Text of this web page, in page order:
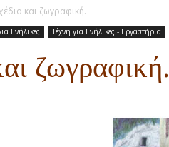
και ζωγραφική.
Ενήλικες Τέχνη για Ενήλικες - Εργαστήρια
ζωγραφική.